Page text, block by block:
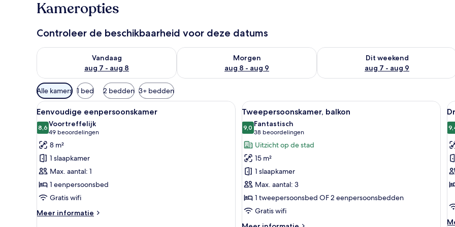
Kameropties
Controleer de beschikbaarheid voor deze datums
Vandaag
aug 7 - aug 8
De beschikbaarheid controleren voor vanavond aug 7 - aug 8
Morgen
aug 8 - aug 9
De beschikbaarheid controleren voor morgen aug 8 - aug 9
Dit weekend
aug 7 - aug 9
De beschikbaarheid controleren voor
Beschikbare
filters
voor
kamers
Alle kamers 1 bed 2 bedden 3+ bedden
Alle
foto's
voor
Eenvoudige
eenpersoonskamer
laden
Een opgemaakt bed met witte lakens, een wandtelevisie, een bedlampje, een kleine potplant en een
5
Eenvoudige eenpersoonskamer
8,68,6 van 10
Voortreffelijk
49 beoordelingen
(49
beoordelingen)
8 m²
1 slaapkamer
Max. aantal: 1
1 eenpersoonsbed
Gratis wifi
Meer informatie
Meer
Alle
foto's
voor
Tweepersoonskamer,
balkon
laden
Een moderne slaapkamer met een
9
Tweepersoonskamer, balkon
9,09,0 van 10
Fantastisch
38 beoordelingen
(38
beoordelingen)
Uitzicht op de stad
15 m²
1 slaapkamer
Max. aantal: 3
1 tweepersoonsbed OF 2 eenpersoonsbedden
Gratis wifi